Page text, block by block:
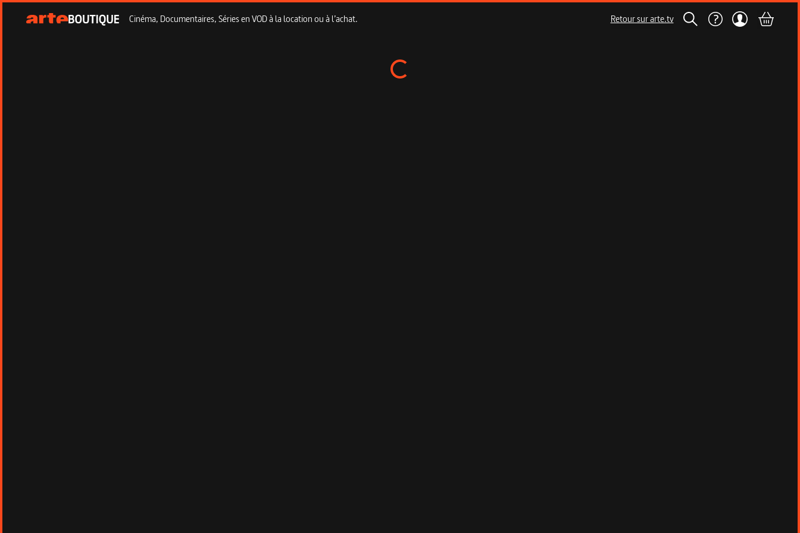
Cinéma, Documentaires, Séries en VOD à la location ou à l’achat. Retour sur arte.tv